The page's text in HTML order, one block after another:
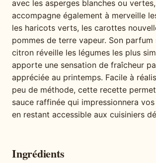
avec les asperges blanches ou
accompagne également à merveille
les haricots verts, les carottes
pommes de terre vapeur. Son
citron réveille les légumes les plus
apporte une sensation de fraîcheur
appréciée au printemps. Facile à
peu de méthode, cette recette
sauce raffinée qui impressionnera
en restant accessible aux cuisiniers
Ingrédients